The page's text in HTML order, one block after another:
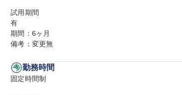
試用期間
有
期間：6ヶ月
備考：変更無
勤務時間
固定時間制